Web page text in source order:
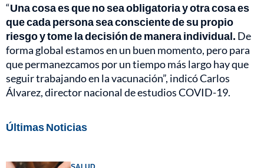
“Una cosa es que no sea obligatoria y otra cosa es
que cada persona sea consciente de su propio
riesgo y tome la decisión de manera individual. De
forma global estamos en un buen momento, pero para
que permanezcamos por un tiempo más largo hay que
seguir trabajando en la vacunación”, indicó Carlos
Álvarez, director nacional de estudios COVID-19.
Últimas Noticias